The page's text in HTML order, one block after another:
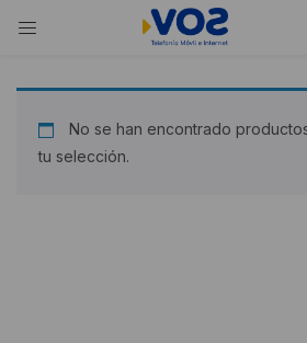
INICIAR SESIÓN
No se han encontrado
tu selección.